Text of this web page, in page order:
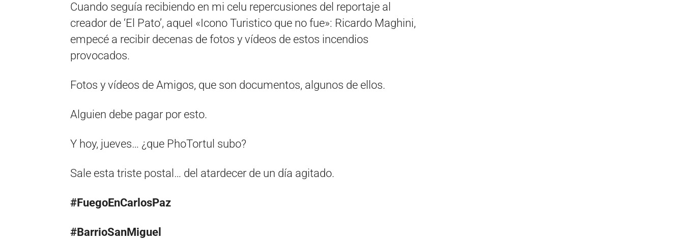
Cuando seguía recibiendo en mi celu repercusiones del reportaje al
creador de ‘El Pato’, aquel «Icono Turistico que no fue»: Ricardo Maghini,
empecé a recibir decenas de fotos y vídeos de estos incendios
provocados.
Fotos y vídeos de Amigos, que son documentos, algunos de ellos.
Alguien debe pagar por esto.
Y hoy, jueves… ¿que PhoTortul subo?
Sale esta triste postal… del atardecer de un día agitado.
#FuegoEnCarlosPaz
#BarrioSanMiguel